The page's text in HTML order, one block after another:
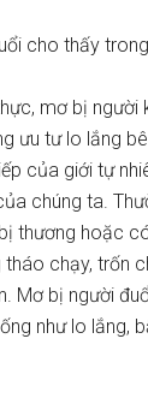
cho thấy
mơ bị người
ưu tư lo lắng
của giới tự
chúng ta.
thương hoặc
tháo chạy, trốn
Mơ bị người
như lo lắng,